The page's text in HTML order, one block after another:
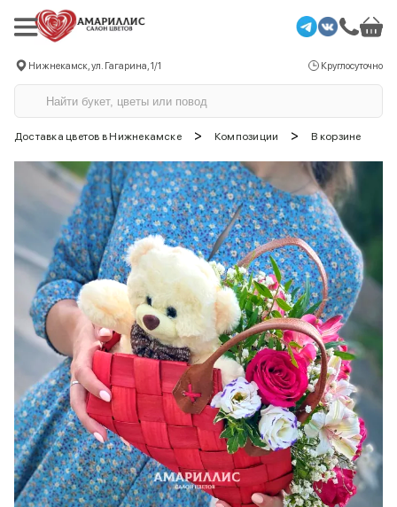
Нижнекамск, ул. Гагарина, 1/1 Круглосуточно
Доставка цветов в Нижнекамске > Композиции > В корзине